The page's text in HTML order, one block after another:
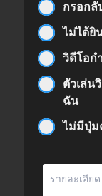
กรอกลั
ไม่ได้ยิ
วิดีโอก
ตัวเล่น
ฉัน
ไม่มีปุ่ม